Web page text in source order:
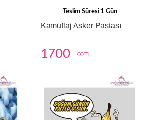
Teslim Süresi 1 Gün
Kamuflaj Asker Pastası
1700 ,00 TL